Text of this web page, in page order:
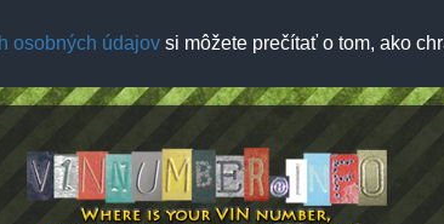
osobných údajovsi môžete prečítať o tom, ako